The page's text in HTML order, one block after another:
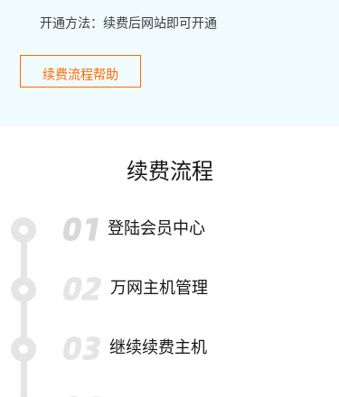
开通方法：续费后网站即可开通
续费流程帮助
续费流程
登陆会员中心
万网主机管理
继续续费主机